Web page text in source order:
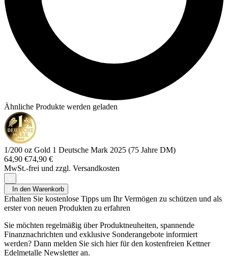
Ähnliche Produkte werden geladen
1/200 oz Gold 1 Deutsche Mark 2025 (75 Jahre DM)
64,90 €74,90 €
MwSt.-frei und zzgl. Versandkosten
In den Warenkorb
Erhalten Sie kostenlose Tipps um Ihr Vermögen zu schützen und als
erster von neuen Produkten zu erfahren
Sie möchten regelmäßig über Produktneuheiten, spannende
Finanznachrichten und exklusive Sonderangebote informiert
werden? Dann melden Sie sich hier für den kostenfreien Kettner
Edelmetalle Newsletter an.